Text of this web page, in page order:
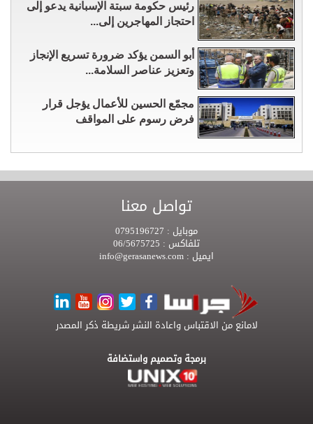
رئيس حكومة سبتة الإسبانية يدعو إلى
احتجاز المهاجرين إلى...
أبو السمن يؤكد ضرورة تسريع الإنجاز
وتعزيز عناصر السلامة...
مجمّع الحسين للأعمال يؤجل قرار
فرض رسوم على المواقف
تواصل معنا
موبايل :
تلفاكس :
ايميل :
لامانع من الاقتباس واعادة النشر شريطة ذكر المصدر
برمجة وتصميم واستضافة